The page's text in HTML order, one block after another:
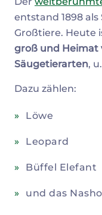
entstand 1898
Großtiere. Heute
groß und Heimat
Säugetierarten,
Dazu zählen:
Löwe
Leopard
Büffel Elefant
und das